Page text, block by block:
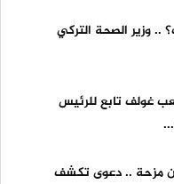
.. وزير الصحة التركي
غولف تابع للرئيس
مزحة .. دعوى تكشف